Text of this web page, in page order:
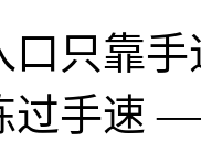
口只靠
过手速